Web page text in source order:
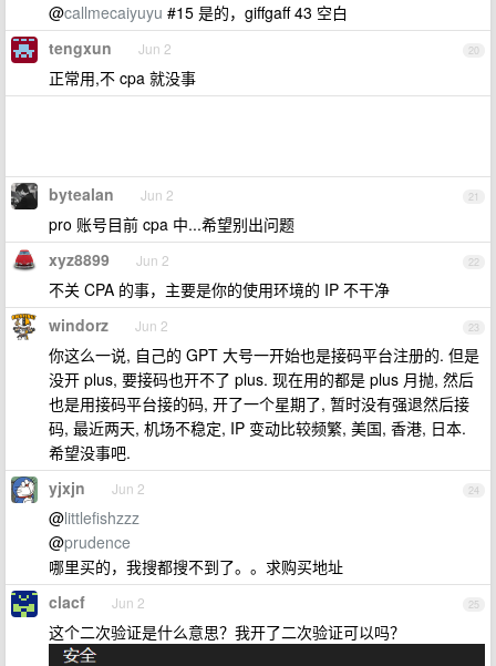
@callmecaiyuyu #15 是的，giffgaff 43 空白
20
tengxun Jun 2
正常用,不 cpa 就没事
21
bytealan Jun 2
pro 账号目前 cpa 中...希望别出问题
22
xyz8899 Jun 2
不关 CPA 的事，主要是你的使用环境的 IP 不干净
23
windorz Jun 2
你这么一说, 自己的 GPT 大号一开始也是接码平台注册的. 但是
没开 plus, 要接码也开不了 plus. 现在用的都是 plus 月抛, 然后
也是用接码平台接的码, 开了一个星期了, 暂时没有强退然后接
码, 最近两天, 机场不稳定, IP 变动比较频繁, 美国, 香港, 日本.
希望没事吧.
24
yjxjn Jun 2
@littlefishzzz
@prudence
哪里买的，我搜都搜不到了。。求购买地址
25
clacf Jun 2
这个二次验证是什么意思？我开了二次验证可以吗？